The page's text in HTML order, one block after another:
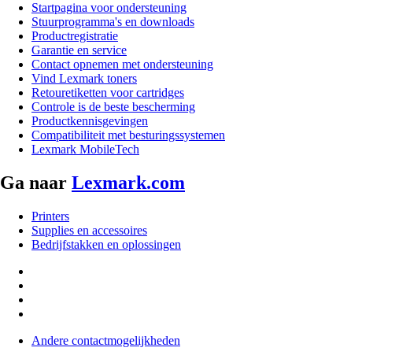
Startpagina voor ondersteuning
Stuurprogramma's en downloads
Productregistratie
Garantie en service
Contact opnemen met ondersteuning
Vind Lexmark toners
Retouretiketten voor cartridges
Controle is de beste bescherming
Productkennisgevingen
Compatibiliteit met besturingssystemen
Lexmark MobileTech
Ga naar Lexmark.com
Printers
Supplies en accessoires
Bedrijfstakken en oplossingen
Andere contactmogelijkheden